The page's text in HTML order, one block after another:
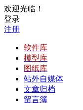
欢迎光临！
登录
注册
软件库
模型库
图纸库
站外自媒体
文章归档
留言簿